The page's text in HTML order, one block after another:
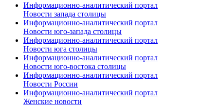
Информационно-аналитический портал
Новости запада столицы
Информационно-аналитический портал
Новости юго-запада столицы
Информационно-аналитический портал
Новости юга столицы
Информационно-аналитический портал
Новости юго-востока столицы
Информационно-аналитический портал
Новости России
Информационно-аналитический портал
Женские новости